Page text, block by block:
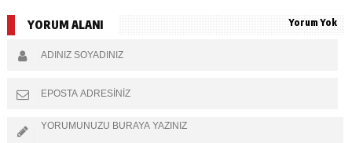
YORUM ALANI Yorum Yok